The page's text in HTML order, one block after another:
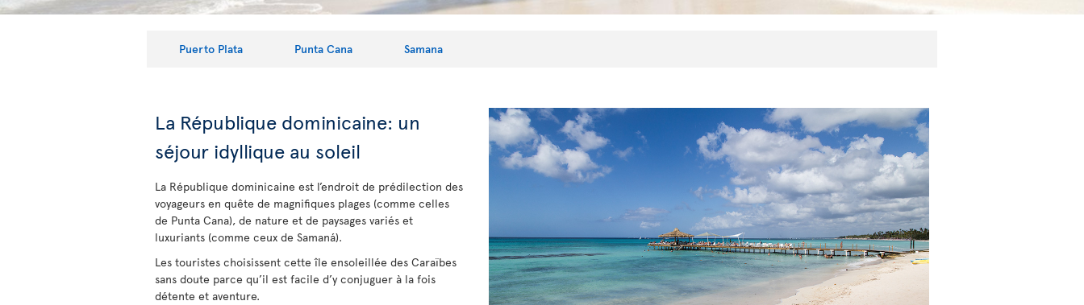
Puerto Plata Punta Cana Samana
La République dominicaine: un
séjour idyllique au soleil
La République dominicaine est l’endroit de prédilection des
voyageurs en quête de magnifiques plages (comme celles
de Punta Cana), de nature et de paysages variés et
luxuriants (comme ceux de Samaná).
Les touristes choisissent cette île ensoleillée des Caraïbes
sans doute parce qu’il est facile d’y conjuguer à la fois
détente et aventure.